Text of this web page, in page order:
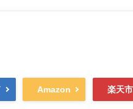
Amazon 楽天